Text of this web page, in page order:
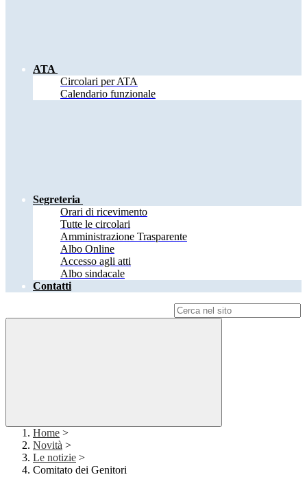
ATA
Circolari per ATA
Calendario funzionale
Segreteria
Orari di ricevimento
Tutte le circolari
Amministrazione Trasparente
Albo Online
Accesso agli atti
Albo sindacale
Contatti
Home >
Novità >
Le notizie >
Comitato dei Genitori